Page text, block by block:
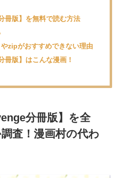
冊版】を無料で読む方法
zipがおすすめできない理由
冊版】はこんな漫画！
分冊版】を全
査！漫画村の代わ